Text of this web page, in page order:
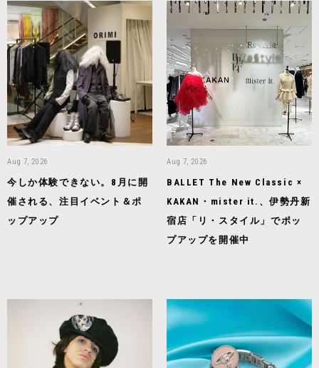
Aug 7, 2026
今しか体験できない。8月に開
催される、注目イベント＆ポ
ップアップ
Aug 7, 2026
BALLET The New Classic ×
KAKAN・mister it.、伊勢丹新
宿店「リ・スタイル」でポッ
プアップを開催中